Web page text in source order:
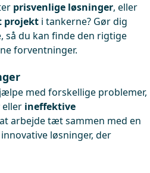
prisvenlige løsninger, eller
projekt i tankerne? Gør dig
så du kan finde den rigtige
forventninger.
med forskellige problemer,
eller ineffektive
arbejde tæt sammen med en
løsninger, der